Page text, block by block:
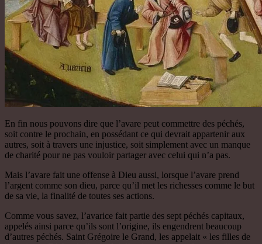
En fin nous pouvons dire que l’avare peut commettre des péchés,
soit contre le prochain, en possédant ce qui devrait appartenir aux
autres, soit à travers une injustice, soit simplement avec un manque
de charité pour ne pas vouloir partager avec celui qui n’a pas.
Mais l’avare fait une offense à Dieu aussi, lorsque l’avare prend
l’argent comme son dieu, parce qu’il met les richesses comme le but
de sa vie, la finalité de toutes ses actions.
Comme vous savez, l’avarice fait partie des sept péchés capitaux,
appelés ainsi parce qu’ils sont l’origine, ils engendrent beaucoup
d’autres péchés. Saint Grégoire le Grand, les appelait « les filles de